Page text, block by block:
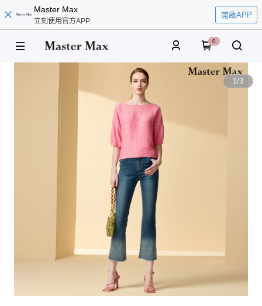
Master Max
立刻使用官方APP
開啟APP
0
1/3